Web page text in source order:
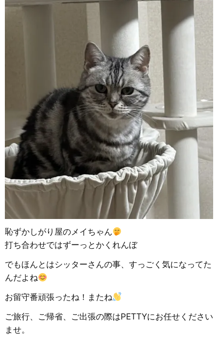
恥ずかしがり屋のメイちゃん
打ち合わせではずーっとかくれんぼ
でもほんとはシッターさんの事、すっごく気になってた
んだよね
お留守番頑張ったね！またね
ご旅行、ご帰省、ご出張の際はPETTYにお任せください
ませ。